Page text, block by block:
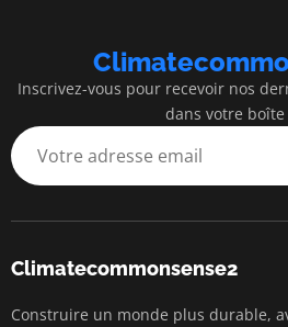
Inscrivez-vous pour recevoir nos
dans votre
Climatecommonsense2
Construire un monde plus durable,